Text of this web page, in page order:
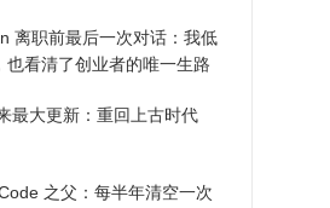
离职前最后一次对话：我低
也看清了创业者的唯一生路
最大更新：重回上古时代
之父：每半年清空一次